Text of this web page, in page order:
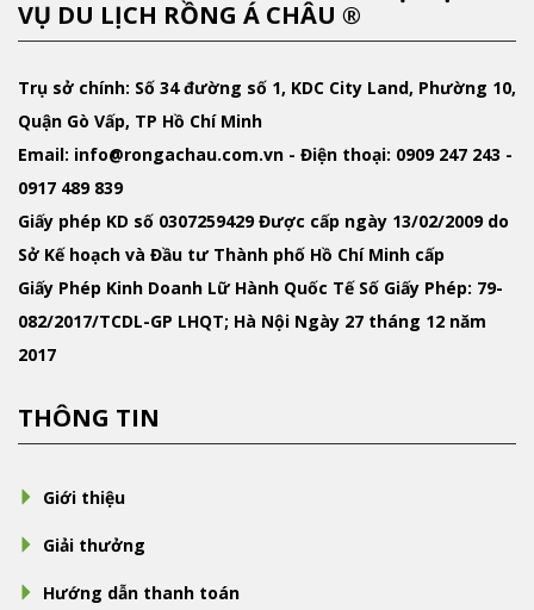
VỤ DU LỊCH RỒNG Á CHÂU ®
Trụ sở chính: Số 34 đường số 1, KDC City Land, Phường 10,
Quận Gò Vấp, TP Hồ Chí Minh
Email: info@rongachau.com.vn - Điện thoại: 0909 247 243 -
0917 489 839
Giấy phép KD số 0307259429 Được cấp ngày 13/02/2009 do
Sở Kế hoạch và Đầu tư Thành phố Hồ Chí Minh cấp
Giấy Phép Kinh Doanh Lữ Hành Quốc TếSố Giấy Phép: 79-
082/2017/TCDL-GP LHQT; Hà Nội Ngày 27 tháng 12 năm
2017
THÔNG TIN
Giới thiệu
Giải thưởng
Hướng dẫn thanh toán